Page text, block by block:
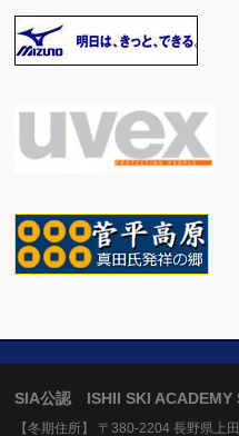
SIA公認 ISHII SKI ACADEMY
【冬期住所】 〒380-2204 長野県上